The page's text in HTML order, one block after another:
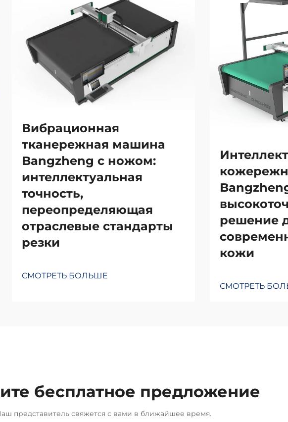
Вибрационная
тканережная машина
Bangzheng с ножом:
интеллектуальная
точность,
переопределяющая
отраслевые стандарты
резки
СМОТРЕТЬ БОЛЬШЕ
решение
кожи
СМОТРЕТЬ
бесплатное предложение
представитель свяжется с вами в ближайшее время.